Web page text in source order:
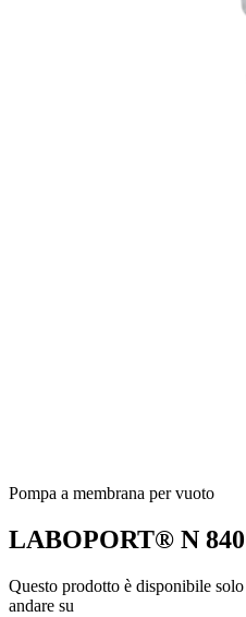
Pompa a membrana per vuoto
LABOPORT® N
Questo prodotto è disponibile
andare su